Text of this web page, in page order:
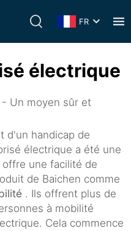
FR
électrique
Un moyen sûr et
d'un handicap de
électrique a été une
une facilité de
de Baichen comme
. Ils offrent plus de
à mobilité
Cela commence